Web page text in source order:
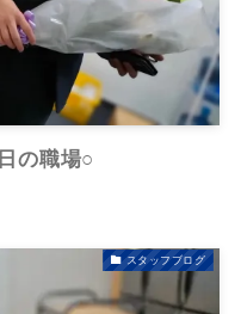
の職場○
スタッフブログ